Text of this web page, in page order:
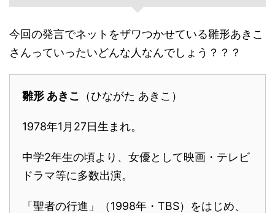
今回の発言でネットをザワつかせている雛形あきこ
さんっていったいどんな人なんでしょう？？？
雛形 あきこ （ひながた あきこ）
1978年1月27日生まれ。
中学2年生の頃より、女優として映画・テレビ
ドラマ等に多数出演。
「聖者の行進」（1998年・TBS）をはじめ、